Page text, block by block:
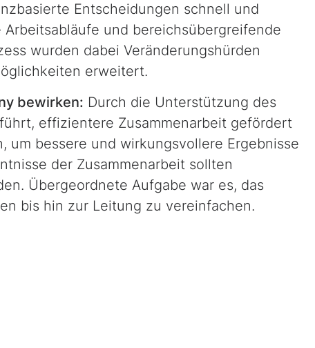
Entscheidungen schnell und
und bereichsübergreifende
wurden dabei Veränderungshürden
erweitert.
bewirken: Durch die Unterstützung des
effizientere Zusammenarbeit gefördert
bessere und wirkungsvollere Ergebnisse
der Zusammenarbeit sollten
Übergeordnete Aufgabe war es, das
bis hin zur Leitung zu vereinfachen.